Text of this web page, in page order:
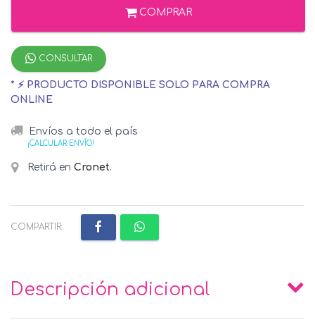
COMPRAR
CONSULTAR
* ⚡ PRODUCTO DISPONIBLE SOLO PARA COMPRA
ONLINE
Envíos a todo el país
¡CALCULAR ENVÍO!
Retirá en Cronet.
COMPARTIR:
Descripción adicional